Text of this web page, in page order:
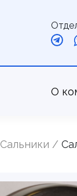
О
Cальники